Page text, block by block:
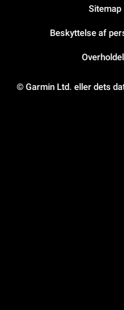
© Garmin Ltd. eller dets
Sitemap
Beskyttelse af